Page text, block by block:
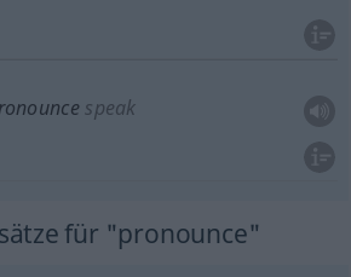
speak
für "pronounce"